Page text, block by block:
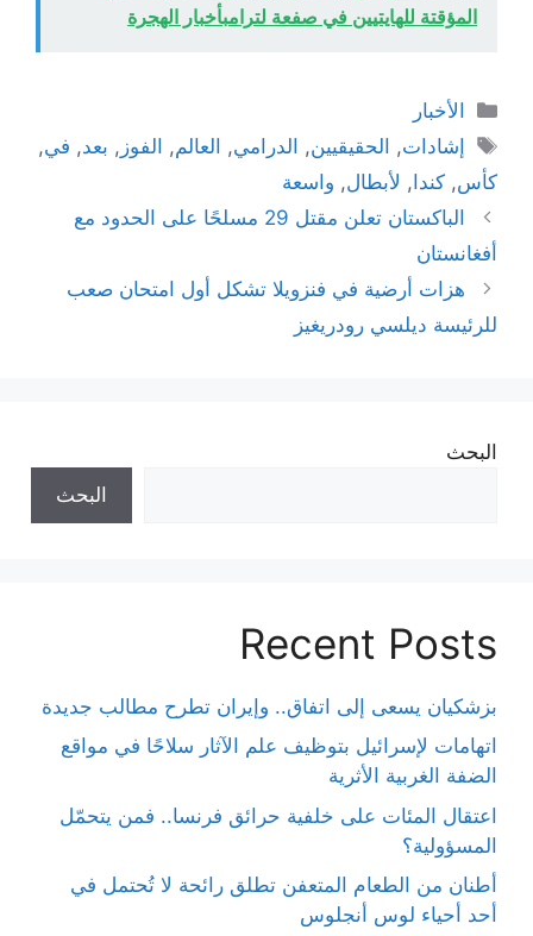
المؤقتة للهايتيين في صفعة لترامبأخبار الهجرة
التصنيفات
الأخبار
الوسوم
إشادات, الحقيقيين, الدرامي, العالم, الفوز , بعد, في,
كأس, كندا, لأبطال, واسعة
الباكستان تعلن مقتل 29 مسلحًا على الحدود مع
أفغانستان
هزات أرضية في فنزويلا تشكل أول امتحان صعب
للرئيسة ديلسي رودريغيز
البحث
البحث
Recent Posts
بزشكيان يسعى إلى اتفاق.. وإيران تطرح مطالب جديدة
اتهامات لإسرائيل بتوظيف علم الآثار سلاحًا في مواقع
الضفة الغربية الأثرية
اعتقال المئات على خلفية حرائق فرنسا.. فمن يتحمّل
المسؤولية؟
أطنان من الطعام المتعفن تطلق رائحة لا تُحتمل في
أحد أحياء لوس أنجلوس